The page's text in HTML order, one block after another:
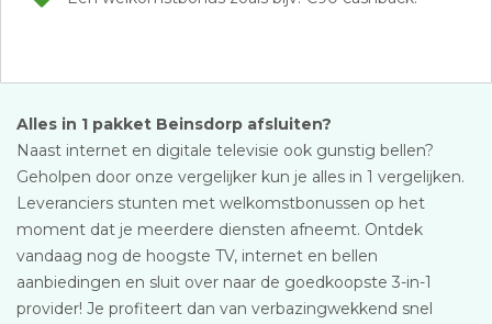
Alles in 1 pakket Beinsdorp afsluiten?
Naast internet en digitale televisie ook gunstig bellen?
Geholpen door onze vergelijker kun je alles in 1 vergelijken.
Leveranciers stunten met welkomstbonussen op het
moment dat je meerdere diensten afneemt. Ontdek
vandaag nog de hoogste TV, internet en bellen
aanbiedingen en sluit over naar de goedkoopste 3-in-1
provider! Je profiteert dan van verbazingwekkend snel